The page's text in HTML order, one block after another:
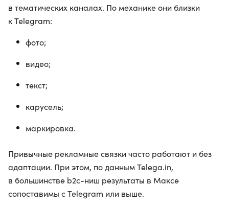
в тематических каналах. По механике они близки
к Telegram:
фото;
видео;
текст;
карусель;
маркировка.
Привычные рекламные связки часто работают и без
адаптации. При этом, по данным Telega.in,
в большинстве b2c-ниш результаты в Максе
сопоставимы с Telegram или выше.